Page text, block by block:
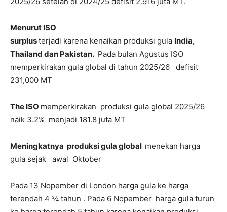
Menurut ISO
surplusterjadi karena kenaikan produksi gula India,
Thailand dan Pakistan. Pada bulan Agustus ISO
memperkirakan gula global di tahun 2025/26 defisit
231,000 MT
The ISO memperkirakan produksi gula global 2025/26
naik 3.2% menjadi 181.8 juta MT
Meningkatnya produksi gula global menekan harga
gula sejak awal Oktober
Pada 13 Nopember di London harga gula ke harga
terendah 4 ¾ tahun . Pada 6 Nopember harga gula turun